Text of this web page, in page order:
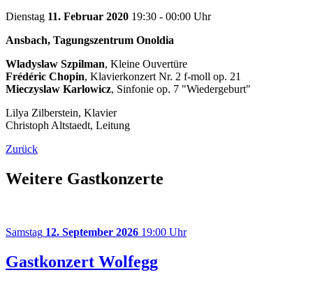
Dienstag 11. Februar 2020 19:30 - 00:00 Uhr
Ansbach, Tagungszentrum Onoldia
Wladyslaw Szpilman, Kleine Ouvertüre
Frédéric Chopin, Klavierkonzert Nr. 2 f-moll op. 21
Mieczyslaw Karlowicz, Sinfonie op. 7 "Wiedergeburt"
Lilya Zilberstein, Klavier
Christoph Altstaedt, Leitung
Zurück
Weitere Gastkonzerte
Samstag 12. September 2026 19:00 Uhr
Gastkonzert Wolfegg